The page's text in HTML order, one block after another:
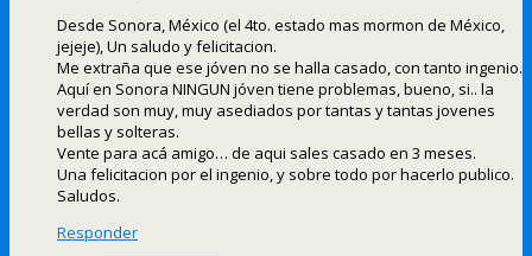
Desde Sonora, México (el 4to. estado mas mormon de México,
jejeje), Un saludo y felicitacion.
Me extraña que ese jóven no se halla casado, con tanto ingenio.
Aquí en Sonora NINGUN jóven tiene problemas, bueno, si.. la
verdad son muy, muy asediados por tantas y tantas jovenes
bellas y solteras.
Vente para acá amigo… de aqui sales casado en 3 meses.
Una felicitacion por el ingenio, y sobre todo por hacerlo publico.
Saludos.
Responder